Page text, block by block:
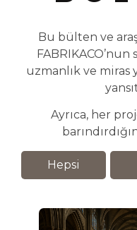
Bu bülten ve
uzmanlık ve miras
Ayrıca, her
Hepsi